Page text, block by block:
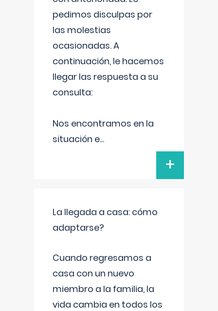
pedimos disculpas por
las molestias
ocasionadas. A
continuación, le hacemos
llegar las respuesta a su
consulta:
Nos encontramos en la
situación e...
+
La llegada a casa: cómo
adaptarse?
Cuando regresamos a
casa con un nuevo
miembro a la familia, la
vida cambia en todos los